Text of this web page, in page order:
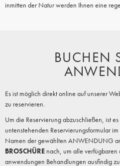
inmitten der Natur werden Ihnen eine
BUCHEN
Es ist möglich direkt online auf unserer
zu reservieren.
Um die Reservierung abzuschließen, ist
untenstehenden Reservierungsformular im
Namen der gewählten ANWENDUNG
BROSCHÜRE nach, um alle verfügbaren
anwendungen Behandlungen ausfindig